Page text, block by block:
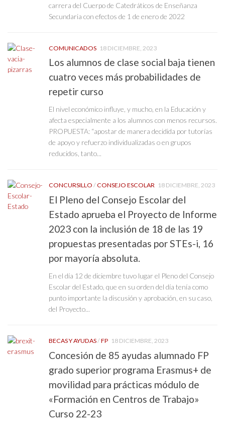
carrera del Cuerpo de Catedráticos de Enseñanza
Secundaria con efectos de 1 de enero de 2022
COMUNICADOS 18 DICIEMBRE, 2023
Los alumnos de clase social baja tienen
cuatro veces más probabilidades de
repetir curso
El nivel económico influye, y mucho, en la Educación y
afecta especialmente a los alumnos con menos recursos.
PROPUESTA: “apostar de manera decidida por tutorías
de apoyo y refuerzo individualizadas o en grupos
reducidos, tanto...
CONCURSILLO /CONSEJO ESCOLAR 18 DICIEMBRE, 2023
El Pleno del Consejo Escolar del
Estado aprueba el Proyecto de Informe
2023 con la inclusión de 18 de las 19
propuestas presentadas por STEs-i, 16
por mayoría absoluta.
En el día 12 de diciembre tuvo lugar el Pleno del Consejo
Escolar del Estado, que en su orden del día tenía como
punto importante la discusión y aprobación, en su caso,
del Proyecto...
BECAS Y AYUDAS/FP 18 DICIEMBRE, 2023
Concesión de 85 ayudas alumnado FP
grado superior programa Erasmus+ de
movilidad para prácticas módulo de
«Formación en Centros de Trabajo»
Curso 22-23